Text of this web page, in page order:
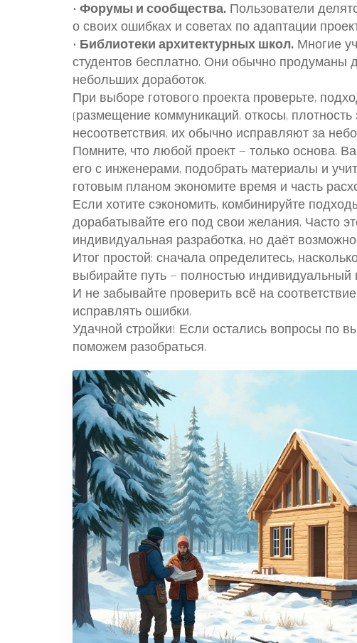
• Форумы и сообщества. Пользователи
о своих ошибках и советах по адаптации
• Библиотеки архитектурных школ. Многие
студентов бесплатно. Они обычно продуманы
небольших доработок.
При выборе готового проекта проверьте,
(размещение коммуникаций, откосы,
несоответствия, их обычно исправляют за
Помните, что любой проект — только основа.
его с инженерами, подобрать материалы и
готовым планом экономите время и часть
Если хотите сэкономить, комбинируйте
дорабатывайте его под свои желания. Часто
индивидуальная разработка, но даёт
Итог простой: сначала определитесь,
выбирайте путь — полностью индивидуальный
И не забывайте проверить всё на
исправлять ошибки.
Удачной стройки! Если остались вопросы по
поможем разобраться.